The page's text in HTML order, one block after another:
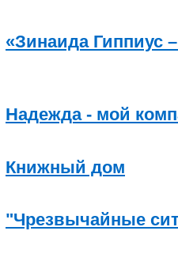
«Зинаида Гиппиус
Надежда - мой
Книжный дом
"Чрезвычайные